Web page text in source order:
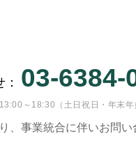
03-6384-
～18:30（土日祝日・年末年
、事業統合に伴いお問い